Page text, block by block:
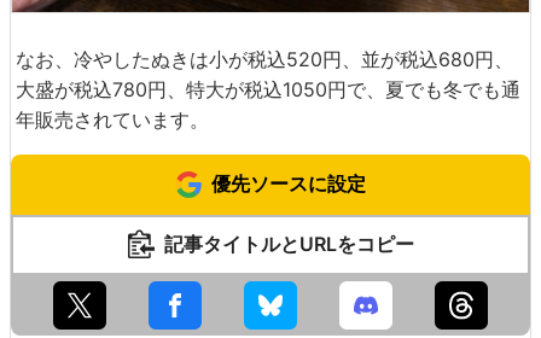
なお、冷やしたぬきは小が税込520円、並が税込680円、
大盛が税込780円、特大が税込1050円で、夏でも冬でも通
年販売されています。
優先ソースに設定
記事タイトルとURLをコピー